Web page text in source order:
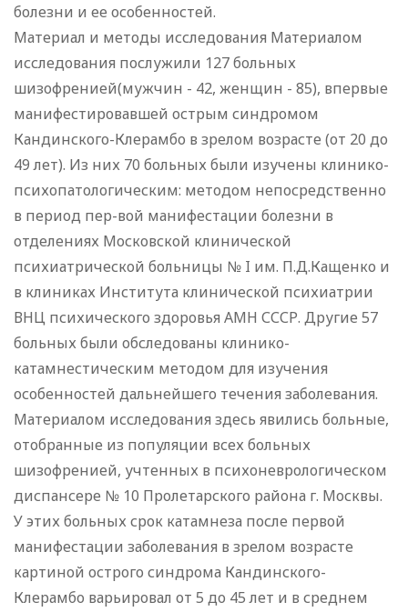
болезни и ее особенностей.
Материал и методы исследования Материалом
исследования послужили 127 больных
шизофренией(мужчин - 42, женщин - 85), впервые
манифестировавшей острым синдромом
Кандинского-Клерамбо в зрелом возрасте (от 20 до
49 лет). Из них 70 больных были изучены клинико-
психопатологическим: методом непосредственно
в период пер-вой манифестации болезни в
отделениях Московской клинической
психиатрической больницы № I им. П.Д.Кащенко и
в клиниках Института клинической психиатрии
ВНЦ психического здоровья АМН СССР. Другие 57
больных были обследованы клинико-
катамнестическим методом для изучения
особенностей дальнейшего течения заболевания.
Материалом исследования здесь явились больные,
отобранные из популяции всех больных
шизофренией, учтенных в психоневрологическом
диспансере № 10 Пролетарского района г. Москвы.
У этих больных срок катамнеза после первой
манифестации заболевания в зрелом возрасте
картиной острого синдрома Кандинского-
Клерамбо варьировал от 5 до 45 лет и в среднем